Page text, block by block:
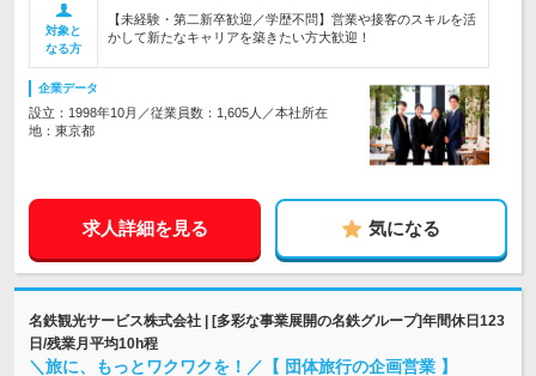
対象と
なる方
【未経験・第二新卒歓迎／学歴不問】営業や接客のスキルを活
かして新たなキャリアを築きたい方大歓迎！
企業データ
設立：1998年10月／従業員数：1,605人／本社所在
地：東京都
求人詳細を見る 気になる
名鉄観光サービス株式会社 | [多彩な事業展開の名鉄グループ]年間休日123
日/残業月平均10h程
＼旅に、もっとワクワクを！／【 団体旅行の企画営業 】